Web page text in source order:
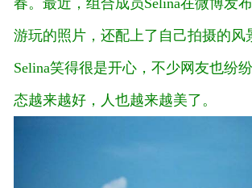
游玩的照片，还配上了自己拍摄的风
Selina笑得很是开心，不少网友也纷
态越来越好，人也越来越美了。